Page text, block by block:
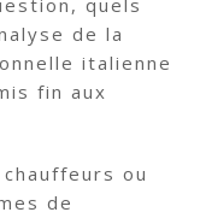
quels
de la
italienne
fin aux
ou
de